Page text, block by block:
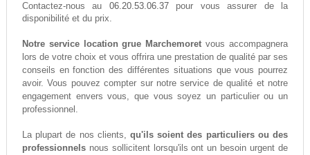
Contactez-nous au 06.20.53.06.37pour vous assurer de la
disponibilité et du prix.
Notre service location grue Marchemoret vous accompagnera
lors de votre choix et vous offrira une prestation de qualité par ses
conseils en fonction des différentes situations que vous pourrez
avoir. Vous pouvez compter sur notre service de qualité et notre
engagement envers vous, que vous soyez un particulier ou un
professionnel.
La plupart de nos clients, qu'ils soient des particuliers ou des
professionnelsnous sollicitent lorsqu'ils ont un besoin urgent de